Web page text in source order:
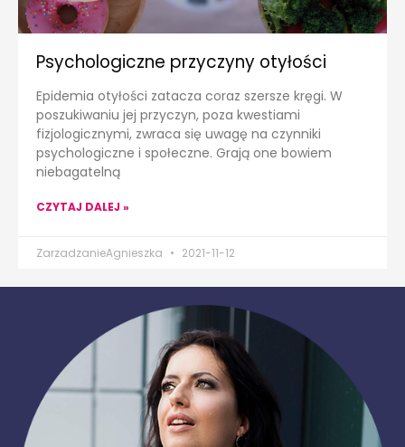
Psychologiczne przyczyny otyłości
Epidemia otyłości zatacza coraz szersze kręgi. W
poszukiwaniu jej przyczyn, poza kwestiami
fizjologicznymi, zwraca się uwagę na czynniki
psychologiczne i społeczne. Grają one bowiem
niebagatelną
CZYTAJ DALEJ »
ZarzadzanieAgnieszka 2021-11-12